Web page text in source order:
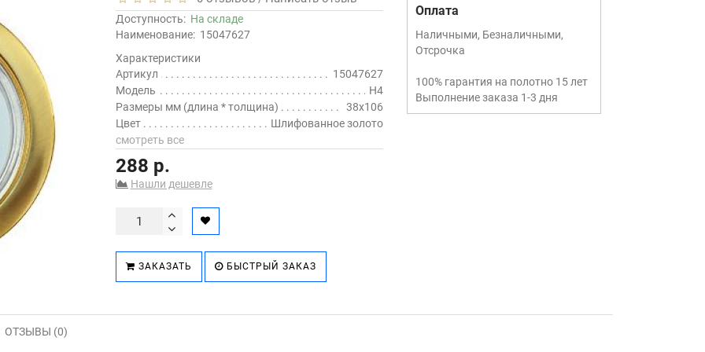
Доступность: На складе
Наименование: 15047627
Характеристики
Артикул
15047627
Модель
H4
Размеры мм (длина * толщина)
38x106
Цвет
Шлифованное золото
смотреть все
288 р.
Нашли дешевле
ЗАКАЗАТЬ БЫСТРЫЙ ЗАКАЗ
Оплата
Наличными, Безналичными,
Отсрочка
100% гарантия на полотно 15 лет
Выполнение заказа 1-3 дня
ОТЗЫВЫ (0)